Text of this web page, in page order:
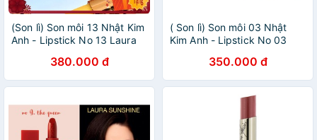
(Son lì) Son môi 13 Nhật Kim
Anh - Lipstick No 13 Laura
380.000 đ
( Son lì) Son môi 03 Nhật
Kim Anh - Lipstick No 03
Màu đỏ rượu vang
350.000 đ